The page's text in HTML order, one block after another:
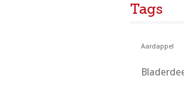
Tags
Aardappel